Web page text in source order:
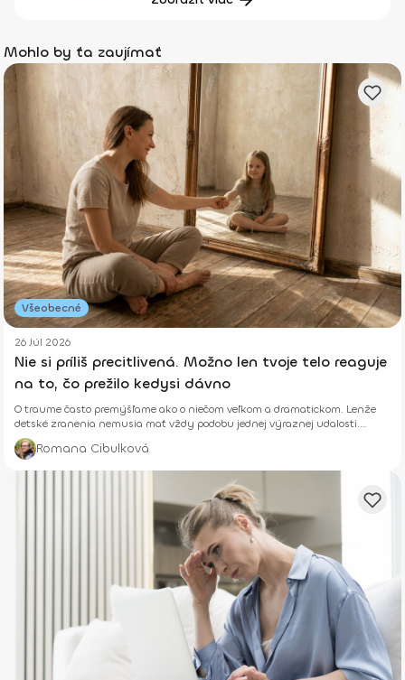
Mohlo by ťa zaujímať
Všeobecné
26 Júl 2026
Nie si príliš precitlivená. Možno len tvoje telo reaguje
na to, čo prežilo kedysi dávno
O traume často premýšľame ako o niečom veľkom a dramatickom. Lenže
detské zranenia nemusia mať vždy podobu jednej výraznej udalosti.
Niekedy rastú potichu.
Romana Cibulková